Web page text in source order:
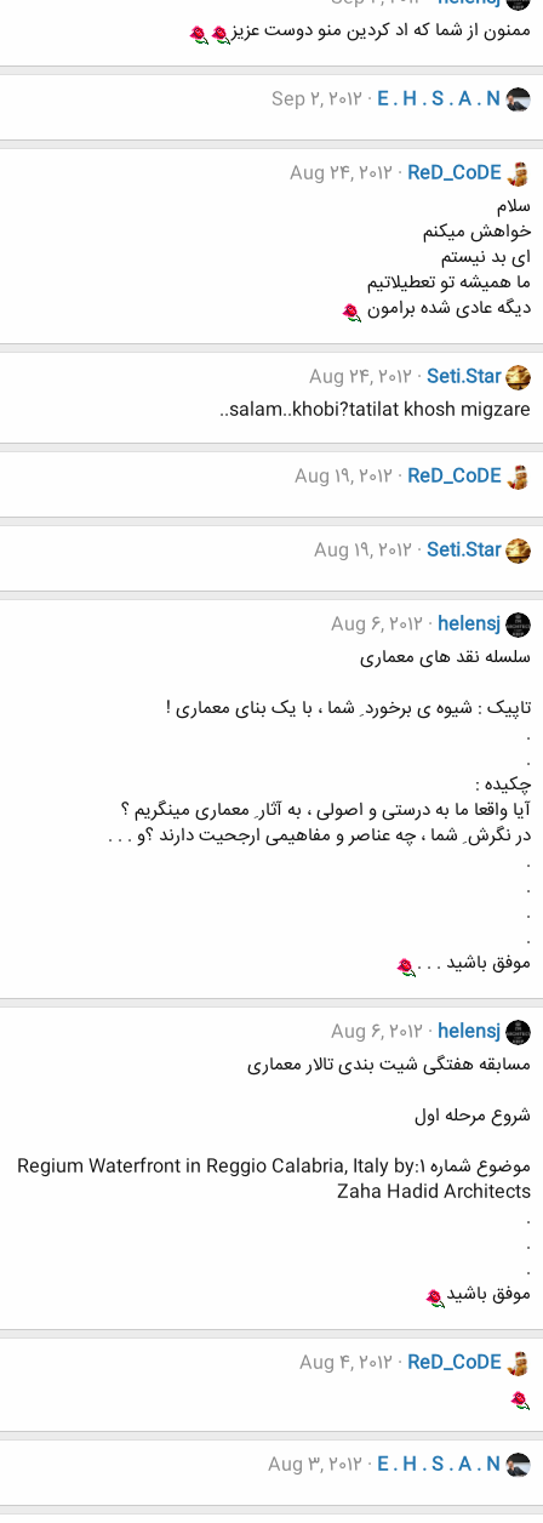
ممنون از شما که اد کردین منو دوست عزیز
E . H . S . A . N
Sep 2, 2012
ReD_CoDE
Aug 24, 2012
سلام
خواهش میکنم
ای بد نیستم
ما همیشه تو تعطیلاتیم
دیگه عادی شده برامون
Seti.Star
Aug 24, 2012
salam..khobi?tatilat khosh migzare..
ReD_CoDE
Aug 19, 2012
Seti.Star
Aug 19, 2012
helensj
Aug 6, 2012
سلسله نقد های معماری
تاپیک : شیوه ی برخورد ِ شما ، با یک بنای معماری !
.
.
چکیده :
آیا واقعا ما به درستی و اصولی ، به آثار ِ معماری مینگریم ؟
در نگرش ِ شما ، چه عناصر و مفاهیمی ارجحیت دارند ؟و . . .
.
.
.
.
موفق باشید . . .
helensj
Aug 6, 2012
مسابقه هفتگی شیت بندی تالار معماری
شروع مرحله اول
موضوع شماره 1:Regium Waterfront in Reggio Calabria, Italy by
Zaha Hadid Architects
.
.
.
موفق باشید
ReD_CoDE
Aug 4, 2012
E . H . S . A . N
Aug 3, 2012